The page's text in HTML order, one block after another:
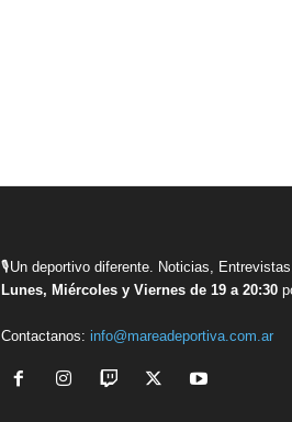
🎙Un deportivo diferente. Noticias,
Lunes, Miércoles y Viernes de 19 a 20:30
Contactanos: info@mareadeportiva.com.ar